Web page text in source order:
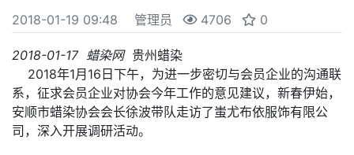
2018-01-19 09:48 管理员 4706 0
2018-01-17 蜡染网贵州蜡染
2018年1月16日下午，为进一步密切与会员企业的沟通联
系，征求会员企业对协会今年工作的意见建议，新春伊始，
安顺市蜡染协会会长徐波带队走访了蚩尤布依服饰有限公
司，深入开展调研活动。